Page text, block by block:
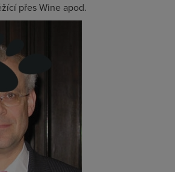
přes Wine apod.